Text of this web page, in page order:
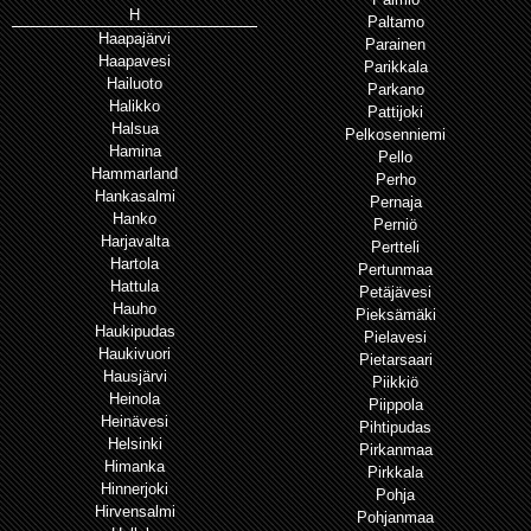
H
Haapajärvi
Haapavesi
Hailuoto
Halikko
Halsua
Hamina
Hammarland
Hankasalmi
Hanko
Harjavalta
Hartola
Hattula
Hauho
Haukipudas
Haukivuori
Hausjärvi
Heinola
Heinävesi
Helsinki
Himanka
Hinnerjoki
Hirvensalmi
Paltamo
Parainen
Parikkala
Parkano
Pattijoki
Pelkosenniemi
Pello
Perho
Pernaja
Perniö
Pertteli
Pertunmaa
Petäjävesi
Pieksämäki
Pielavesi
Pietarsaari
Piikkiö
Piippola
Pihtipudas
Pirkanmaa
Pirkkala
Pohja
Pohjanmaa